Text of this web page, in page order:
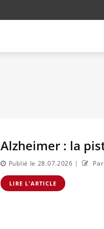
Alzheimer : la
Publié le 28.07.2026 |
LIRE L'ARTICLE